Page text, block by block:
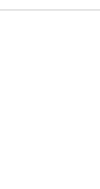
totalité.